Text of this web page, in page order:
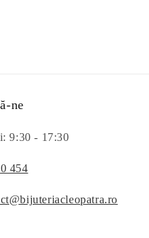
ne
9:30 - 17:30
454